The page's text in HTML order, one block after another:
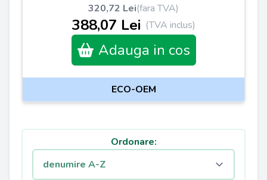
320,72 Lei(fara TVA)
388,07 Lei (TVA inclus)
Adauga in cos
ECO-OEM
Ordonare: